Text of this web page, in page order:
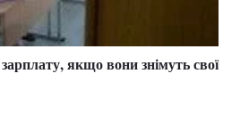
якщо вони знімуть свої